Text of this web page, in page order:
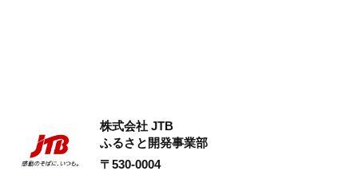
株式会社 JTB
ふるさと開発事業部
〒530-0004